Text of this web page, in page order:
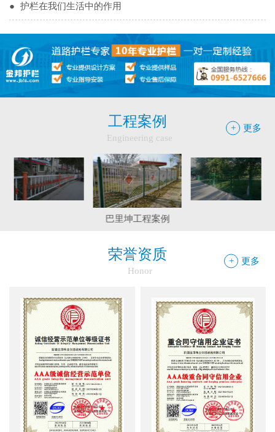
● 护栏在我们生活中的作用
● 你不知道的候车厅安装注意事项
● 护栏网怎样做日常保养
"多样“候车亭，旨在为您提供一个舒心候车环境
+
更多
工程案例
Engineering case
巴里坤工程案例
+ 更多
荣誉资质
Honor
边框护栏网：新疆金邦伟业以匠心铸...
球场围栏网：守护运动安全的“隐形...
新疆金邦伟业：方管铁艺护栏——安...
新疆金邦伟业道路隔离栅：以创新工...
钢板网：城市基建与工业领域的“金...
框架网护栏：安全防护与城市美学的...
铁艺围墙栅栏：安全防护与艺术美学...
边框护栏网：新疆金邦伟业以匠心铸...
球场围栏网：守护运动安全的“隐形...